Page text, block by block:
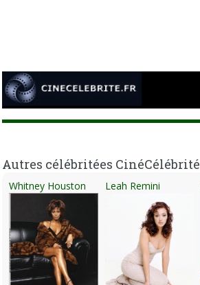
Autres célébritées CinéCélébrité
Whitney Houston Leah Remini